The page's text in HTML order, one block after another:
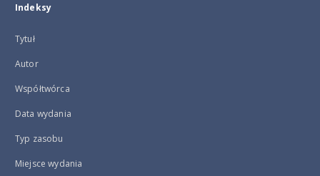
Indeksy
Tytuł
Autor
Współtwórca
Data wydania
Typ zasobu
Miejsce wydania